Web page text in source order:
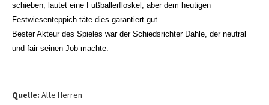
schieben, lautet eine Fußballerfloskel, aber dem heutigen
Festwiesenteppich täte dies garantiert gut.
Bester Akteur des Spieles war der Schiedsrichter Dahle, der neutral
und fair seinen Job machte.
Quelle: Alte Herren